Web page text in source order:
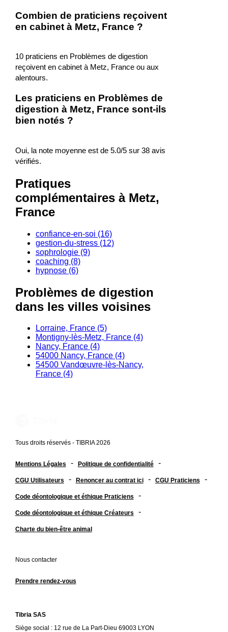
Combien de praticiens reçoivent
en cabinet à Metz, France ?
10 praticiens en Problèmes de digestion
reçoivent en cabinet à Metz, France ou aux
alentours.
Les praticiens en Problèmes de
digestion à Metz, France sont-ils
bien notés ?
Oui, la note moyenne est de 5.0/5 sur 38 avis
vérifiés.
Pratiques
complémentaires à Metz,
France
confiance-en-soi (16)
gestion-du-stress (12)
sophrologie (9)
coaching (8)
hypnose (6)
Problèmes de digestion
dans les villes voisines
Lorraine, France (5)
Montigny-lès-Metz, France (4)
Nancy, France (4)
54000 Nancy, France (4)
54500 Vandœuvre-lès-Nancy,
France (4)
Tous droits réservés - TIBRIA 2026
Mentions Légales - Politique de confidentialité -
CGU Utilisateurs - Renoncer au contrat ici - CGU Praticiens -
Code déontologique et éthique Praticiens -
Code déontologique et éthique Créateurs -
Charte du bien-être animal
Nous contacter
Prendre rendez-vous
Tibria SAS
Siège social : 12 rue de La Part-Dieu 69003 LYON